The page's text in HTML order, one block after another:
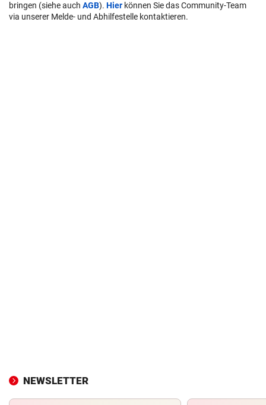
bringen (siehe auch AGB). Hier können Sie das Community-Team
via unserer Melde- und Abhilfestelle kontaktieren.
NEWSLETTER